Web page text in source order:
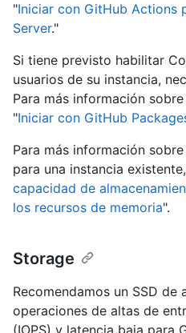
"Iniciar con GitHub Actions
Server."
Si tiene previsto habilitar
usuarios de su instancia,
Para más información
"Iniciar con GitHub
Para más información
para una instancia
capacidad de
los recursos de memoria".
Storage
Recomendamos un SSD
operaciones de altas de